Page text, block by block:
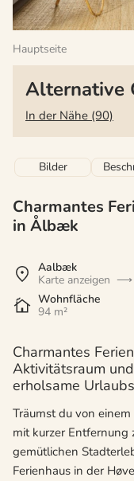
Hauptseite
Alternative
In der Nähe (90)
Bilder
Charmantes
in Ålbæk
Aalbæk
Karte anzeigen
Wohnfläche
94 m²
Charmantes
Aktivitätsraum
erholsame
Träumst du von
mit kurzer Entfernung
gemütlichen
Ferienhaus in der